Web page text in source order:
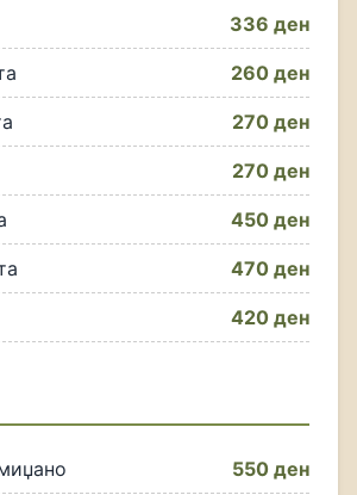
336 ден
260 ден
270 ден
270 ден
450 ден
470 ден
420 ден
550 ден